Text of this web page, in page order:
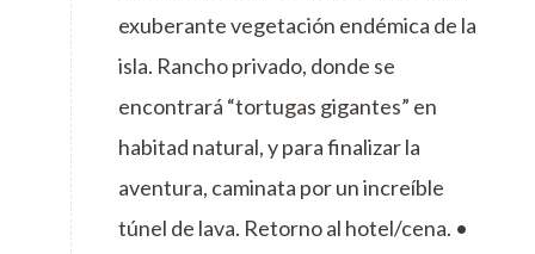
exuberante vegetación endémica de la
isla. Rancho privado, donde se
encontrará “tortugas gigantes” en
habitad natural, y para finalizar la
aventura, caminata por un increíble
túnel de lava. Retorno al hotel/cena. •